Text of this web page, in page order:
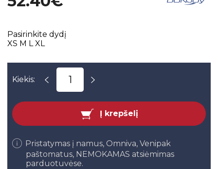
Pasirinkite dydį
XS M L XL
Kiekis:
Į krepšelį
Pristatymas į namus, Omniva, Venipak
paštomatus, NEMOKAMAS atsiėmimas
parduotuvėse.